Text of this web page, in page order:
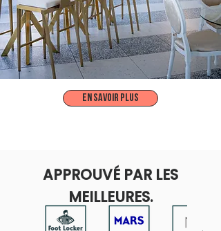
EN SAVOIR PLUS
APPROUVÉ PAR LES
MEILLEURES.